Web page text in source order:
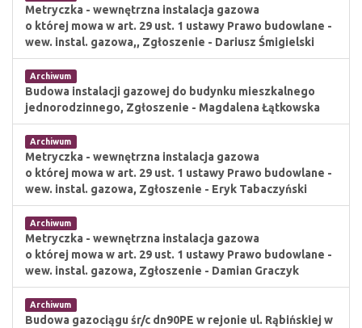
Metryczka - wewnętrzna instalacja gazowa
o której mowa w art. 29 ust. 1 ustawy Prawo budowlane -
wew. instal. gazowa,, Zgłoszenie - Dariusz Śmigielski
Archiwum
Budowa instalacji gazowej do budynku mieszkalnego
jednorodzinnego, Zgłoszenie - Magdalena Łątkowska
Archiwum
Metryczka - wewnętrzna instalacja gazowa
o której mowa w art. 29 ust. 1 ustawy Prawo budowlane -
wew. instal. gazowa, Zgłoszenie - Eryk Tabaczyński
Archiwum
Metryczka - wewnętrzna instalacja gazowa
o której mowa w art. 29 ust. 1 ustawy Prawo budowlane -
wew. instal. gazowa, Zgłoszenie - Damian Graczyk
Archiwum
Budowa gazociągu śr/c dn90PE w rejonie ul. Rąbińskiej w